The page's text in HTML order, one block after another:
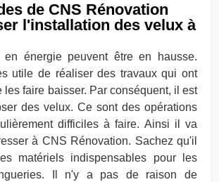
de CNS Rénovation
l'installation des velux à
en énergie peuvent être en hausse.
utile de réaliser des travaux qui ont
les faire baisser. Par conséquent, il est
des velux. Ce sont des opérations
difficiles à faire. Ainsi il va
à CNS Rénovation. Sachez qu'il
matériels indispensables pour les
Il n'y a pas de raison de